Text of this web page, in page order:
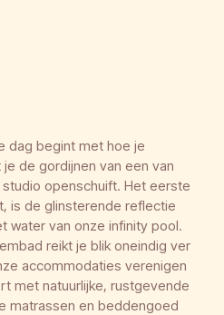
dag begint met hoe je
de gordijnen van een van
openschuift. Het eerste
is de glinsterende reflectie
water van onze infinity pool.
reikt je blik oneindig ver
accommodaties verenigen
met natuurlijke, rustgevende
matrassen en beddengoed